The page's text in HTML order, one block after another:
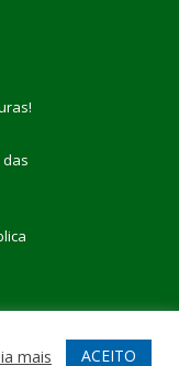
!
mais ACEITO